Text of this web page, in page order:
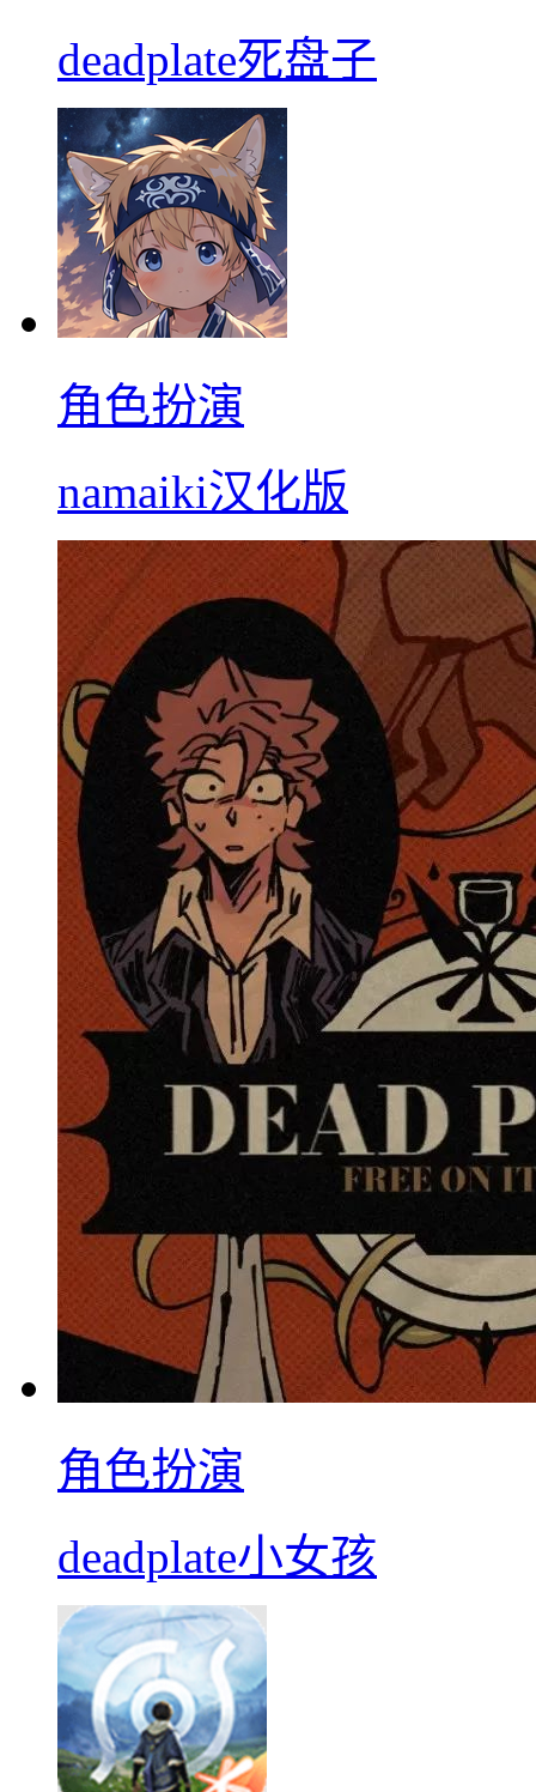
deadplate死盘子
角色扮演
namaiki汉化版
角色扮演
deadplate小女孩